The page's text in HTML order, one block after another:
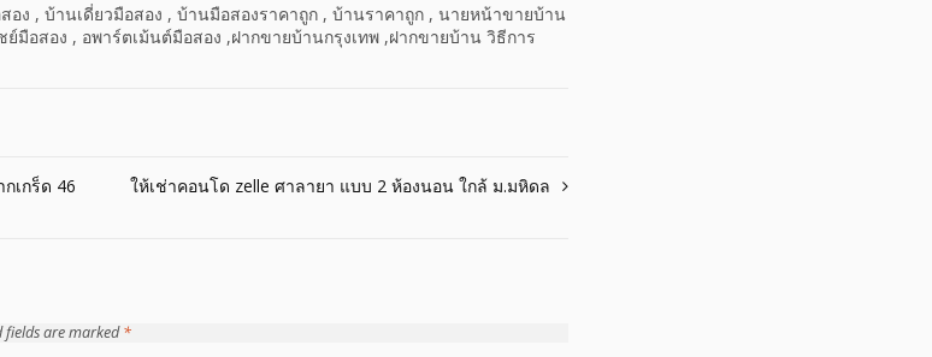
ง , บ้านเดี่ยวมือสอง , บ้านมือสองราคาถูก , บ้านราคาถูก , นายหน้าขายบ้าน
อสอง , อพาร์ตเม้นต์มือสอง ,ฝากขายบ้านกรุงเทพ ,ฝากขายบ้าน วิธีการ
เกร็ด 46
ให้เช่าคอนโด zelle ศาลายา แบบ 2 ห้องนอน ใกล้ ม.มหิดล
fields are marked*